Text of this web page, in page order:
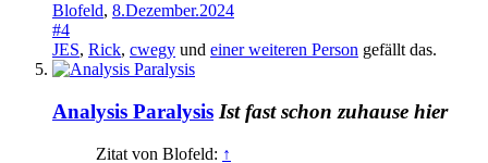
Blofeld, 8.Dezember.2024
#4
JES, Rick, cwegy und einer weiteren Person gefällt das.
Analysis Paralysis Ist fast schon zuhause hier
Zitat von Blofeld: ↑